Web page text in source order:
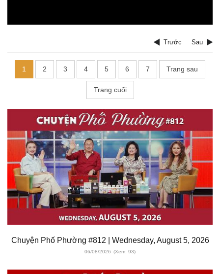
Trước Sau
1 2 3 4 5 6 7 Trang sau
Trang cuối
Chuyện Phố Phường #812 | Wednesday, August 5, 2026
06/08/2026 (Xem: 93)